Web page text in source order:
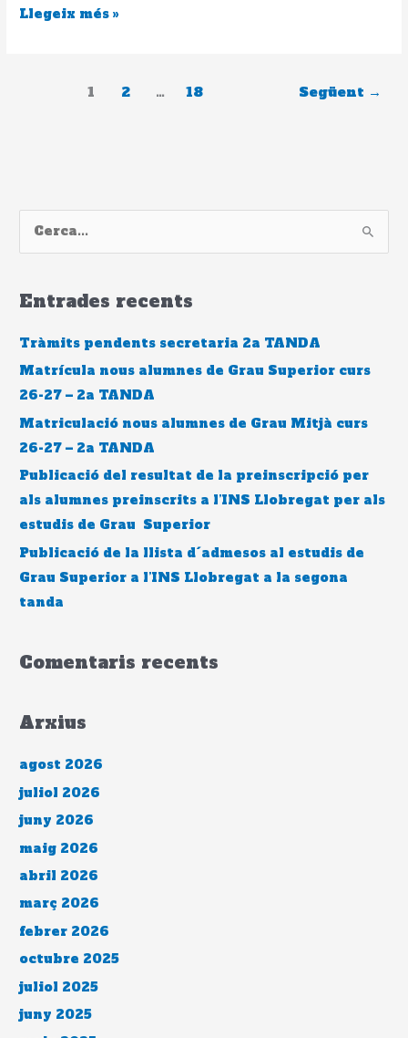
Llobregat.
Llegeix més »
1 2 … 18 Següent →
e
c
Entrades recents
Tràmits pendents secretaria 2a TANDA
Matrícula nous alumnes de Grau Superior curs
26-27 – 2a TANDA
Matriculació nous alumnes de Grau Mitjà curs
26-27 – 2a TANDA
Publicació del resultat de la preinscripció per
als alumnes preinscrits a l’INS Llobregat per als
estudis de Grau Superior
Publicació de la llista d´admesos al estudis de
Grau Superior a l’INS Llobregat a la segona
tanda
Comentaris recents
Arxius
agost 2026
juliol 2026
juny 2026
maig 2026
abril 2026
març 2026
febrer 2026
octubre 2025
juliol 2025
juny 2025